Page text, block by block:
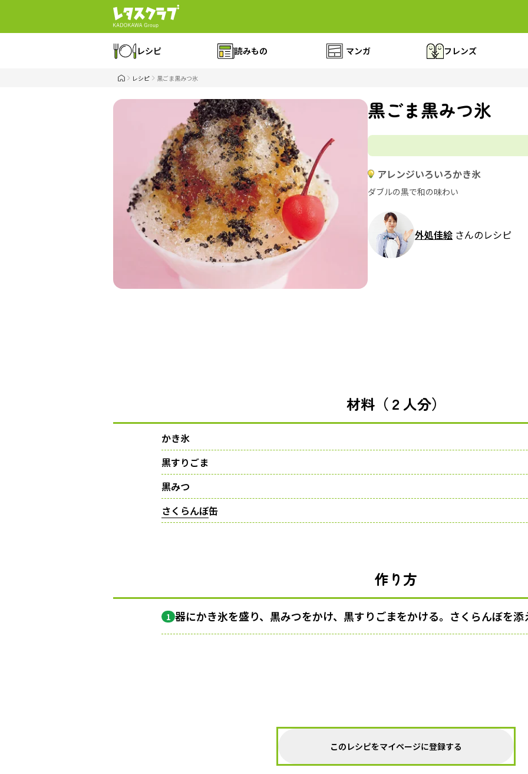
レシピ 読みもの マンガ フレンズ
レシピ 黒ごま黒みつ氷
黒ごま黒みつ氷
アレンジいろいろかき氷
ダブルの黒で和の味わい
外処佳絵 さんのレシピ
材料（２人分）
かき氷
黒すりごま
黒みつ
さくらんぼ缶
作り方
1 器にかき氷を盛り、黒みつをかけ、黒すりごまをかける。さくらんぼを添
このレシピをマイページに登録する